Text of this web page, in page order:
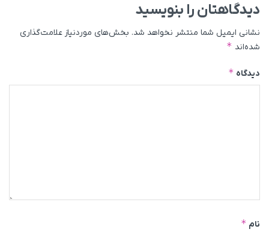
دیدگاهتان را بنویسید
نشانی ایمیل شما منتشر نخواهد شد. بخش‌های موردنیاز علامت‌گذاری
شده‌اند *
دیدگاه *
نام *